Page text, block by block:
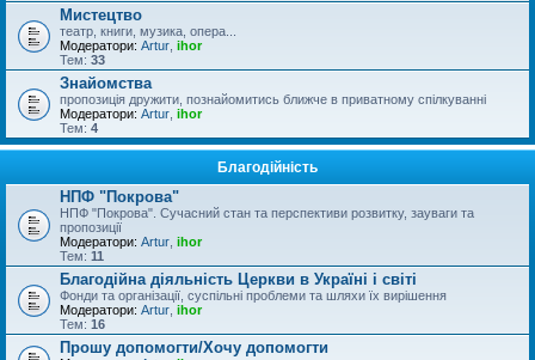
Мистецтво
театр, книги, музика, опера...
Модератори: Artur ihor
Тем: 33
Знайомства
пропозиція дружити, познайомитись ближче в приватному спілкуванні
Модератори: Artur ihor
Тем: 4
Благодійність
НПФ "Покрова"
НПФ "Покрова". Сучасний стан та перспективи розвитку, зауваги та
пропозиції
Модератори: Artur ihor
Тем: 11
Благодійна діяльність Церкви в Україні і світі
Фонди та організації, суспільні проблеми та шляхи їх вирішення
Модератори: Artur ihor
Тем: 16
Прошу допомогти/Хочу допомогти